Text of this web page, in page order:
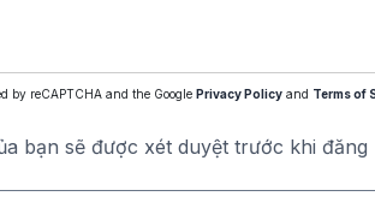
by reCAPTCHA and the Google Privacy Policy and Terms of
bạn sẽ được xét duyệt trước khi đăng